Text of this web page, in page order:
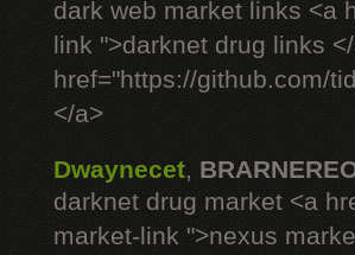
dark web market links <a
link ">darknet drug links
href="https://github.com/
</a>
Dwaynecet,
darknet drug market <a
market-link ">nexus